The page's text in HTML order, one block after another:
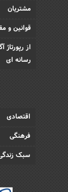
مشتریان
قوانین و
از رپورتاژ
رسانه ای
اقتصادی
فرهنگی
سبک